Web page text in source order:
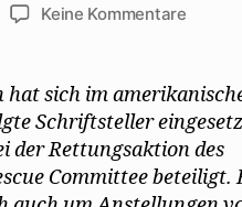
Keine Kommentarezu
setzt
für
Mehring
und
hat sich im
Schriftsteller
der Rettungsaktion des
Committee beteiligt.